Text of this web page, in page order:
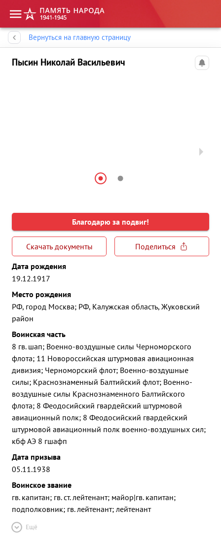
Вернуться на главную страницу
Пысин Николай Васильевич
Благодарю за подвиг!
Скачать документы
Поделиться
Дата рождения
19.12.1917
Место рождения
РФ, город Москва; РФ, Калужская область, Жуковский
район
Воинская часть
8 гв. шап; Военно-воздушные силы Черноморского
флота; 11 Новороссийская штурмовая авиационная
дивизия; Черноморский флот; Военно-воздушные
силы; Краснознаменный Балтийский флот; Военно-
воздушные силы Краснознаменного Балтийского
флота; 8 Феодосийский гвардейский штурмовой
авиационный полк; 8 Феодосийский гвардейский
штурмовой авиационный полк военно-воздушных сил;
кбф АЭ 8 гшафп
Дата призыва
05.11.1938
Воинское звание
гв. капитан; гв. ст. лейтенант; майор|гв. капитан;
подполковник; гв. лейтенант; лейтенант
Ещё
Память народа